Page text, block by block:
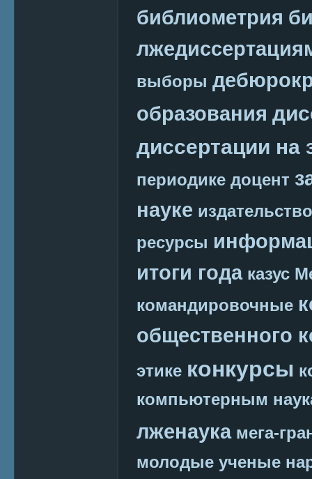
библиометрия
выборы
образования
диссертации на
периодике доцент
науке издательство
ресурсы
итоги года казус
командировочные
общественного
этике конкурсы
компьютерным
лженаука мега-
молодые ученые